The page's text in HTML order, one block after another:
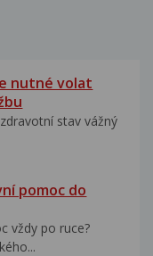
nutné volat
stav vážný
pomoc do
vždy po ruce?